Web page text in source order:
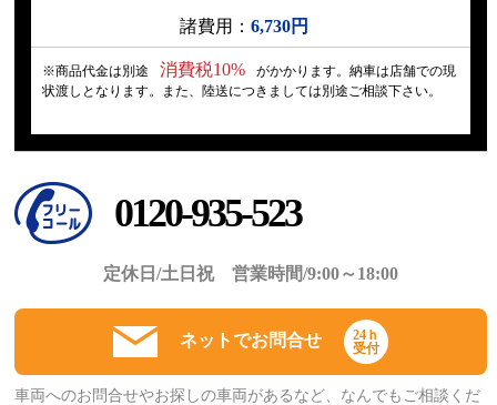
0120-935-523
定休日/土日祝 営業時間/9:00～18:00
ネットでお問合せ
24ｈ
受付
車両へのお問合せやお探しの車両があるなど、なんでもご相談くだ
諸費用：6,730円
※商品代金は別途 消費税10%
がかかります。納車は店舗での現
状渡しとなります。また、陸送につきましては別途ご相談下さい。